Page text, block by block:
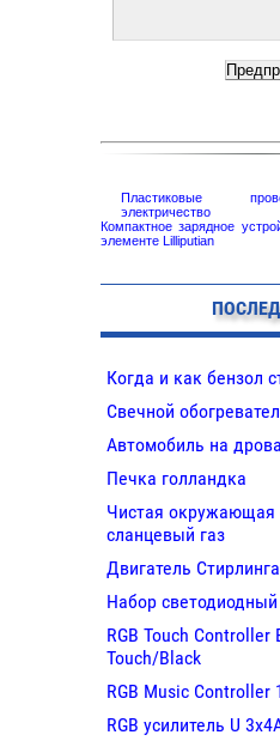
Пластиковые
электричество
Компактное зарядное
элементе Lilliputian
Когда и как бензол
Свечной
Автомобиль на
Печка голландка
Чистая окружающая
сланцевый газ
Двигатель Стирлинга
Набор светодиодный
RGB Touch Controller
Touch/Black
RGB Music Controller
RGB усилитель U